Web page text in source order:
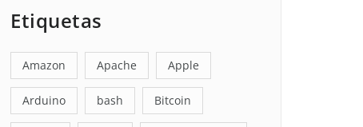
Etiquetas
Amazon Apache Apple
Arduino bash Bitcoin